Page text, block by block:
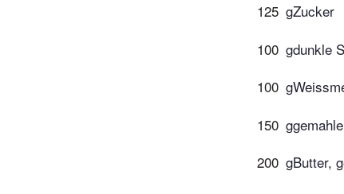
125 gZucker
100 gdunkle
100
150
200 gButter,